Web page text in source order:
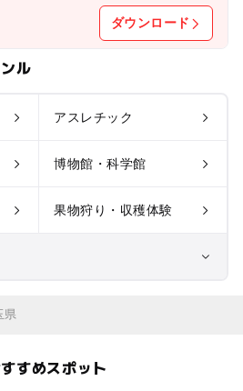
ダウンロード
ル
アスレチック
博物館・科学館
果物狩り・収穫体験
県
すめスポット